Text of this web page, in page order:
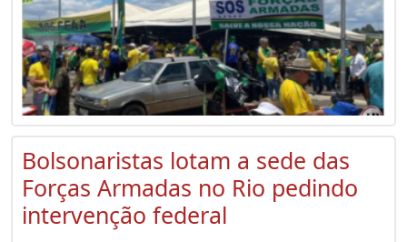
Bolsonaristas lotam a sede das
Forças Armadas no Rio pedindo
intervenção federal